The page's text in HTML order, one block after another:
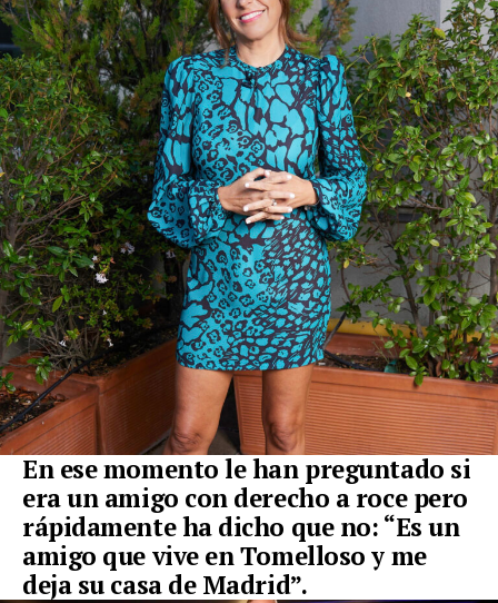
En ese momento le han preguntado si
era un amigo con derecho a roce pero
rápidamente ha dicho que no: “Es un
amigo que vive en Tomelloso y me
deja su casa de Madrid”.